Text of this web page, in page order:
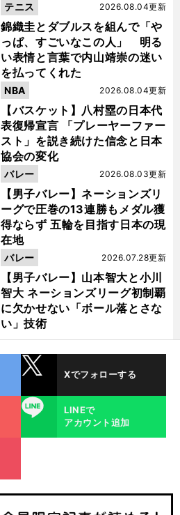
錦織圭とダブルスを組んで「や
っぱ、すごいなこの人」 明る
い表情と言葉で内山靖崇の迷い
を払ってくれた
2026.08.04更新
テニス
【バスケット】八村塁の日本代
表復帰宣言 「プレーヤーファー
スト」を説き続けた信念と日本
協会の変化
2026.08.04更新
NBA
【男子バレー】ネーションズリ
ーグで圧巻の13連勝もメダル獲
得ならず 五輪を目指す日本の現
在地
2026.08.03更新
バレー
【男子バレー】山本智大と小川
智大 ネーションズリーグ初制覇
に欠かせない「ボール落とさな
い」技術
2026.07.28更新
バレー
Xでフォローする
LINE
LINEで
アカウント追加